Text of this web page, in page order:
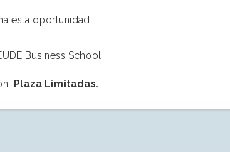
esta oportunidad:
Business School
Plaza Limitadas.